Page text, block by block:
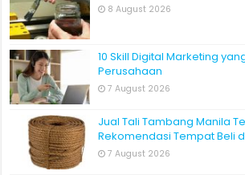
8 August 2026
10 Skill Digital Marketing
Perusahaan
7 August 2026
Jual Tali Tambang Manila
Rekomendasi Tempat Beli
7 August 2026